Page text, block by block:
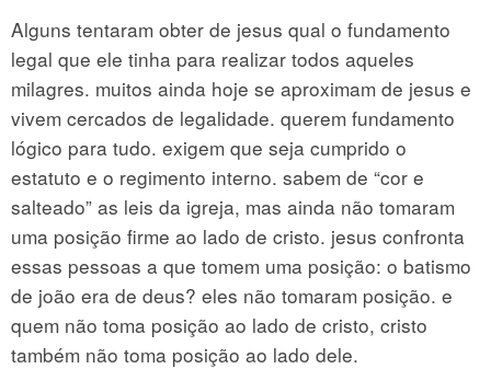
Alguns tentaram obter de jesus qual o fundamento
legal que ele tinha para realizar todos aqueles
milagres. muitos ainda hoje se aproximam de jesus e
vivem cercados de legalidade. querem fundamento
lógico para tudo. exigem que seja cumprido o
estatuto e o regimento interno. sabem de “cor e
salteado” as leis da igreja, mas ainda não tomaram
uma posição firme ao lado de cristo. jesus confronta
essas pessoas a que tomem uma posição: o batismo
de joão era de deus? eles não tomaram posição. e
quem não toma posição ao lado de cristo, cristo
também não toma posição ao lado dele.